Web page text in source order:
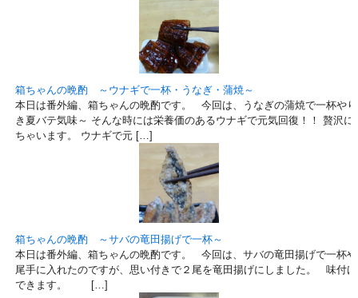
箱ちゃんの晩酌 ～ウナギで一杯・うなぎ・蒲焼～
本日は番外編、箱ちゃんの晩酌です。 今回は、うなぎの蒲焼で一杯や
き夏バテ気味～ そんな時には栄養価のあるウナギで元気回復！！ 贅沢
ちゃいます。 ウナギで元 […]
箱ちゃんの晩酌 ～サバの竜田揚げで一杯～
本日は番外編、箱ちゃんの晩酌です。 今回は、サバの竜田揚げで一杯
尾手に入れたのですが、思い付きで２尾を竜田揚げにしました。 味付
できます。 […]